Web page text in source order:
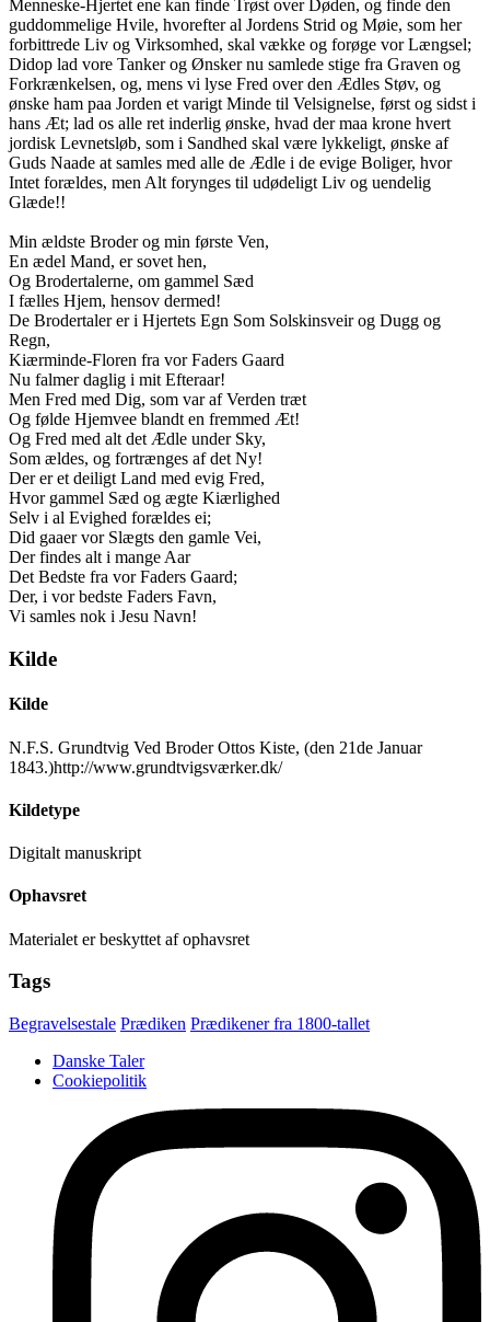
Menneske-Hjertet ene kan finde Trøst over Døden, og finde den
guddommelige Hvile, hvorefter al Jordens Strid og Møie, som her
forbittrede Liv og Virksomhed, skal vække og forøge vor Længsel;
Didop lad vore Tanker og Ønsker nu samlede stige fra Graven og
Forkrænkelsen, og, mens vi lyse Fred over den Ædles Støv, og
ønske ham paa Jorden et varigt Minde til Velsignelse, først og sidst i
hans Æt; lad os alle ret inderlig ønske, hvad der maa krone hvert
jordisk Levnetsløb, som i Sandhed skal være lykkeligt, ønske af
Guds Naade at samles med alle de Ædle i de evige Boliger, hvor
Intet forældes, men Alt forynges til udødeligt Liv og uendelig
Glæde!!
Min ældste Broder og min første Ven,
En ædel Mand, er sovet hen,
Og Brodertalerne, om gammel Sæd
I fælles Hjem, hensov dermed!
De Brodertaler er i Hjertets Egn Som Solskinsveir og Dugg og
Regn,
Kiærminde-Floren fra vor Faders Gaard
Nu falmer daglig i mit Efteraar!
Men Fred med Dig, som var af Verden træt
Og følde Hjemvee blandt en fremmed Æt!
Og Fred med alt det Ædle under Sky,
Som ældes, og fortrænges af det Ny!
Der er et deiligt Land med evig Fred,
Hvor gammel Sæd og ægte Kiærlighed
Selv i al Evighed forældes ei;
Did gaaer vor Slægts den gamle Vei,
Der findes alt i mange Aar
Det Bedste fra vor Faders Gaard;
Der, i vor bedste Faders Favn,
Vi samles nok i Jesu Navn!
Kilde
Kilde
N.F.S. Grundtvig Ved Broder Ottos Kiste, (den 21de Januar
1843.)http://www.grundtvigsværker.dk/
Kildetype
Digitalt manuskript
Ophavsret
Materialet er beskyttet af ophavsret
Tags
Begravelsestale Prædiken Prædikener fra 1800-tallet
Danske Taler
Cookiepolitik